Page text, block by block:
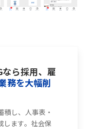
ら採用、雇
務を大幅削
し、人事表・
します。社会保